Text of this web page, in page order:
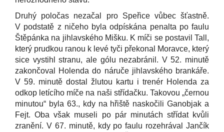
Druhý poločas nezačal pro Speřice vůbec šťastně.
V podstatě z ničeho byla odpískána penalta po faulu
Štěpánka na jihlavského Mišku. K míči se postavil Tall,
který prudkou ranou k levé tyči překonal Moravce, který
sice vystihl stranu, ale gólu nezabránil. V 52. minutě
zakončoval Holenda do náruče jihlavského brankáře.
V 59. minutě dostal žlutou kartu i trenér Holenda za
odkop letícího míče na naši střídačku. Takovou „černou
minutou“ byla 63., kdy na hřiště naskočili Ganobjak a
Fejt. Oba však museli po pár minutách střídat kvůli
zranění. V 67. minutě, kdy po faulu rozehrával Jančík